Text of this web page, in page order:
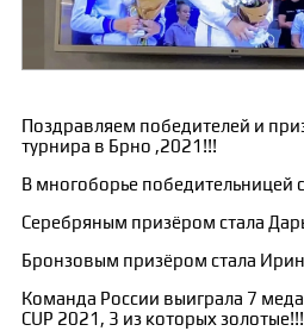
Поздравляем победителей и
турнира в Брно ,2021!!!
В многоборье победительницей
Серебряным призёром стала
Бронзовым призёром стала
Команда России выиграла 7
CUP 2021, 3 из которых золотые!!!